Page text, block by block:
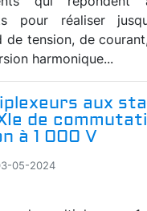
pour réaliser
de tension, de
harmonique...
aux
de
à 1 000 V
05-2024